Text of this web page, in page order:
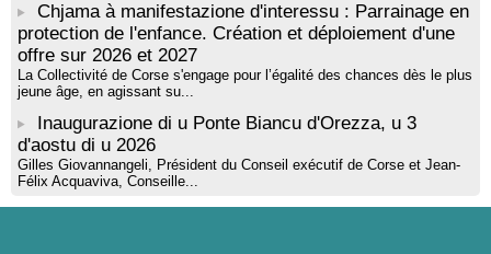
Chjama à manifestazione d'interessu : Parrainage en
protection de l'enfance. Création et déploiement d'une
offre sur 2026 et 2027
La Collectivité de Corse s'engage pour l’égalité des chances dès le plus
jeune âge, en agissant su...
Inaugurazione di u Ponte Biancu d'Orezza, u 3
d'aostu di u 2026
Gilles Giovannangeli, Président du Conseil exécutif de Corse et Jean-
Félix Acquaviva, Conseille...